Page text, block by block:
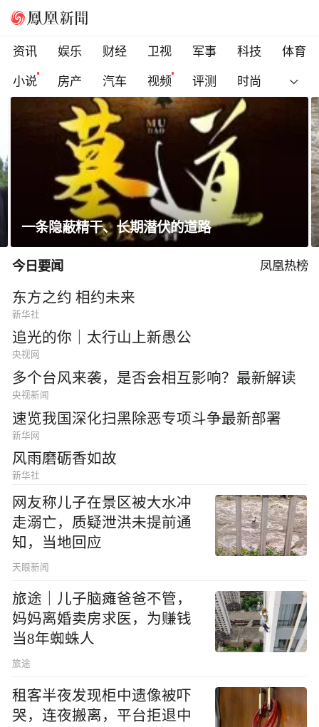
资讯 娱乐 财经 卫视 军事 科技
体育
小说
房产 汽车 视频 评测 时尚
网友称儿子在景区被冲走溺亡，质疑泄洪未提
前通知，当地回应
今日要闻 凤凰热榜
东方之约 相约未来
新华社
追光的你｜太行山上新愚公
央视网
多个台风来袭，是否会相互影响？最新解读
央视新闻
速览我国深化扫黑除恶专项斗争最新部署
新华网
风雨磨砺香如故
新华社
网友称儿子在景区被大水冲
走溺亡，质疑泄洪未提前通
知，当地回应
天眼新闻
旅途｜儿子脑瘫爸爸不管，
妈妈离婚卖房求医，为赚钱
当8年蜘蛛人
旅途
租客半夜发现柜中遗像被吓
哭，连夜搬离，平台拒退中